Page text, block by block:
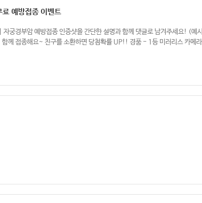
료 예방접종 이벤트
자궁경부암 예방접종 인증샷을 간단한 설명과 함께 댓글로 남겨주세요! (예
함께 접종해요~ 친구를 소환하면 당첨확률 UP!! 경품 - 1등 미러리스 카